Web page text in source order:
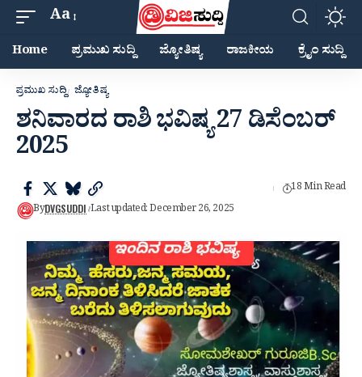
Aa
Home ಪ್ರಮುಖ ಸುದ್ದಿ ಜ್ಯೋತಿಷ್ಯ ರಾಜಕೀಯ ಕ್ರೈಂ ಸುದ್ದಿ
ಪ್ರಮುಖ ಸುದ್ದಿ ಜ್ಯೋತಿಷ್ಯ
ಶನಿವಾರದ ರಾಶಿ ಭವಿಷ್ಯ 27 ಡಿಸೆಂಬರ್
2025
ByDVGSUDDI Last updated: December 26, 2025
18 Min Read